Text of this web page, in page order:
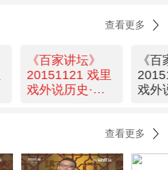
查看更多
《百家讲坛》
20151121 戏里
戏外说历史·赵
《
戏外
查看更多